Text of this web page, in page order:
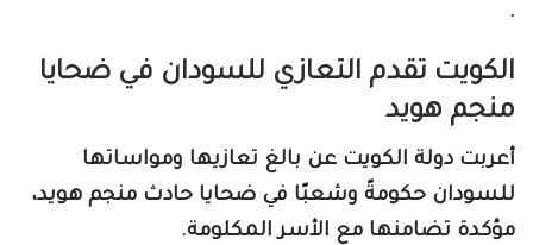
.
الكويت تقدم التعازي للسودان في ضحايا
منجم هويد
أعربت دولة الكويت عن بالغ تعازيها ومواساتها
للسودان حكومةً وشعبًا في ضحايا حادث منجم هويد،
مؤكدة تضامنها مع الأسر المكلومة.